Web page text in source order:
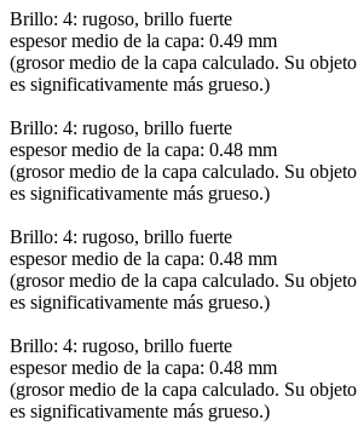
Brillo: 4: rugoso, brillo fuerte
espesor medio de la capa: 0.49 mm
(grosor medio de la capa calculado. Su objeto
es significativamente más grueso.)
Brillo: 4: rugoso, brillo fuerte
espesor medio de la capa: 0.48 mm
(grosor medio de la capa calculado. Su objeto
es significativamente más grueso.)
Brillo: 4: rugoso, brillo fuerte
espesor medio de la capa: 0.48 mm
(grosor medio de la capa calculado. Su objeto
es significativamente más grueso.)
Brillo: 4: rugoso, brillo fuerte
espesor medio de la capa: 0.48 mm
(grosor medio de la capa calculado. Su objeto
es significativamente más grueso.)